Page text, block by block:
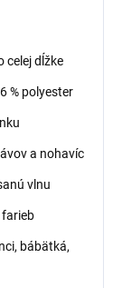
celej dĺžke
% polyester
a nohavíc
vlnu
farieb
bábätká,